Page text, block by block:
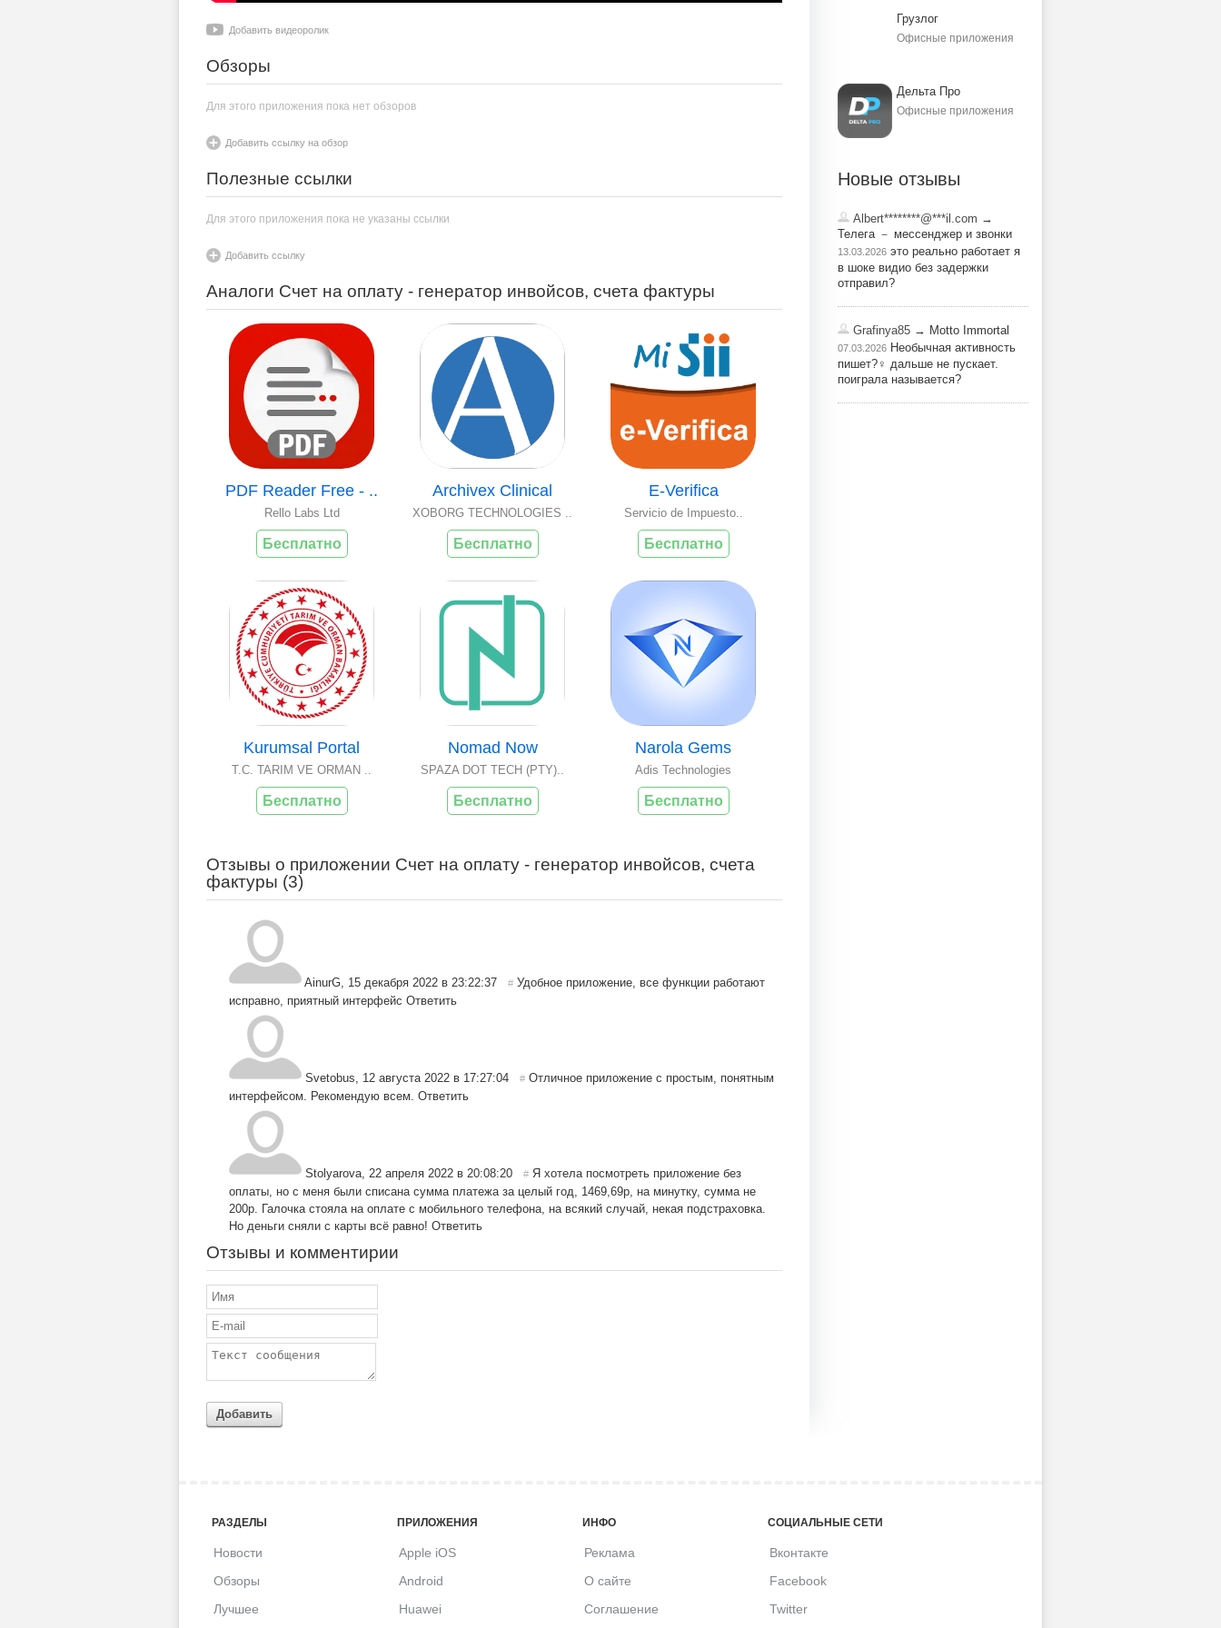
Добавить видеоролик
Обзоры
Для этого приложения пока нет обзоров
Добавить ссылку на обзор
Полезные ссылки
Для этого приложения пока не указаны ссылки
Добавить ссылку
Аналоги Счет на оплату - генератор инвойсов, счета фактуры
PDF Reader Free - ..
Rello Labs Ltd
Бесплатно
Archivex Clinical
XOBORG TECHNOLOGIES ..
Бесплатно
E-Verifica
Servicio de Impuesto..
Бесплатно
Kurumsal Portal
T.C. TARIM VE ORMAN ..
Бесплатно
Nomad Now
SPAZA DOT TECH (PTY)..
Бесплатно
Narola Gems
Adis Technologies
Бесплатно
Отзывы о приложении Счет на оплату - генератор инвойсов, счета
фактуры (3)
AinurG 15 декабря 2022 в 23:22:37 # Удобное приложение, все функции работают
исправно, приятный интерфейс Ответить
Svetobus 12 августа 2022 в 17:27:04 # Отличное приложение с простым, понятным
интерфейсом. Рекомендую всем. Ответить
Stolyarova 22 апреля 2022 в 20:08:20 # Я хотела посмотреть приложение без
оплаты, но с меня были списана сумма платежа за целый год, 1469,69р, на минутку, сумма не
200р. Галочка стояла на оплате с мобильного телефона, на всякий случай, некая подстраховка.
Но деньги сняли с карты всё равно! Ответить
Отзывы и комментирии
Добавить
Грузлог
Офисные приложения
Дельта Про
Офисные приложения
Новые отзывы
Albert********@***il.com →
Телега － мессенджер и звонки
13.03.2026 это реально работает я
в шоке видио без задержки
отправил?
Grafinya85 → Motto Immortal
07.03.2026 Необычная активность
пишет?‍♀️ дальше не пускает.
поиграла называется?
РАЗДЕЛЫ
Новости
Обзоры
Лучшее
ПРИЛОЖЕНИЯ
Apple iOS
Android
Huawei
ИНФО
Реклама
О сайте
Соглашение
СОЦИАЛЬНЫЕ СЕТИ
Вконтакте
Facebook
Twitter